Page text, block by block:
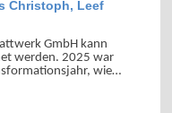
Christoph, Leef
GmbH kann
werden. 2025 war
wie…